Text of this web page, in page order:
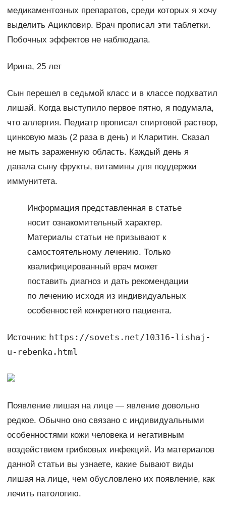
медикаментозных препаратов, среди которых я хочу
выделить Ацикловир. Врач прописал эти таблетки.
Побочных эффектов не наблюдала.
Ирина, 25 лет
Сын перешел в седьмой класс и в классе подхватил
лишай. Когда выступило первое пятно, я подумала,
что аллергия. Педиатр прописал спиртовой раствор,
цинковую мазь (2 раза в день) и Кларитин. Сказал
не мыть зараженную область. Каждый день я
давала сыну фрукты, витамины для поддержки
иммунитета.
Информация представленная в статье
носит ознакомительный характер.
Материалы статьи не призывают к
самостоятельному лечению. Только
квалифицированный врач может
поставить диагноз и дать рекомендации
по лечению исходя из индивидуальных
особенностей конкретного пациента.
Источник: https://sovets.net/10316-lishaj-
u-rebenka.html
Появление лишая на лице — явление довольно
редкое. Обычно оно связано с индивидуальными
особенностями кожи человека и негативным
воздействием грибковых инфекций. Из материалов
данной статьи вы узнаете, какие бывают виды
лишая на лице, чем обусловлено их появление, как
лечить патологию.